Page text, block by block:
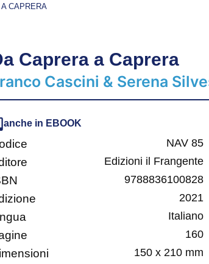
A CAPRERA
Caprera a Caprera
Cascini & Serena
anche in EBOOK
NAV 85
Edizioni il Frangente
9788836100828
2021
Italiano
160
150 x 210 mm